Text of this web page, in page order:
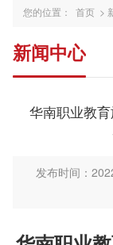
您的位置： 首页 >
新闻中心
华南职业教
发布时间：